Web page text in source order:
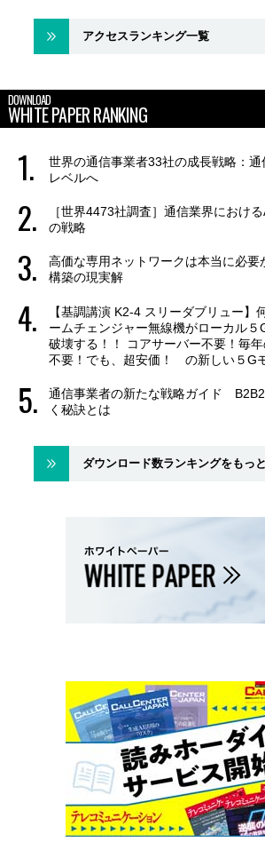
アクセスランキング一覧
DOWNLOAD
WHITE PAPER RANKING
世界の通信事業者33社の成長戦略：
レベルへ
［世界4473社調査］通信業界におけ
の戦略
高価な専用ネットワークは本当に必要
構築の現実解
【基調講演 K2-4 スリーダブリュー】
ームチェンジャー無線機がローカル５
破壊する！！ コアサーバー不要！毎
不要！でも、超安価！ の新しい５G
通信事業者の新たな戦略ガイド
く秘訣とは
ダウンロード数ランキングをもっ